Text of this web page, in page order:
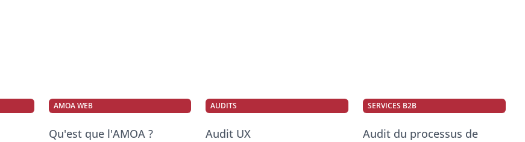
AMOA WEB
Qu'est que l'AMOA ?
AUDITS
Audit UX
SERVICES B2B
Audit du processus de